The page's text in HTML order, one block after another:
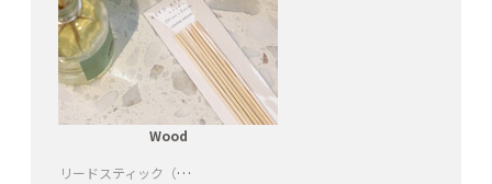
Wood
リードスティック（Wood）